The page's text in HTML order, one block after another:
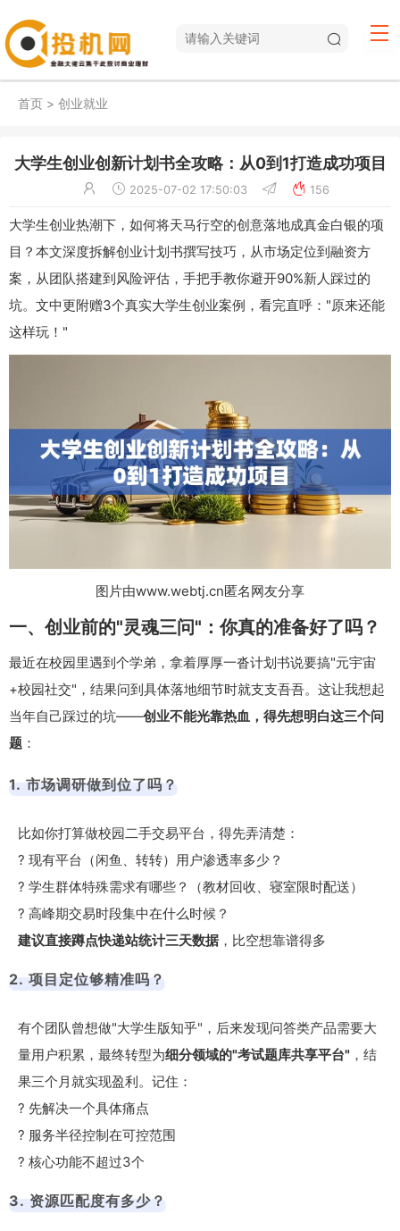
首页 > 创业就业
大学生创业创新计划书全攻略：从0到1打造成功项目
2025-07-02 17:50:03 156
大学生创业热潮下，如何将天马行空的创意落地成真金白银的项
目？本文深度拆解创业计划书撰写技巧，从市场定位到融资方
案，从团队搭建到风险评估，手把手教你避开90%新人踩过的
坑。文中更附赠3个真实大学生创业案例，看完直呼："原来还能
这样玩！"
图片由www.webtj.cn匿名网友分享
一、创业前的"灵魂三问"：你真的准备好了吗？
最近在校园里遇到个学弟，拿着厚厚一沓计划书说要搞"元宇宙
+校园社交"，结果问到具体落地细节时就支支吾吾。这让我想起
当年自己踩过的坑——创业不能光靠热血，得先想明白这三个问
题 ：
1. 市场调研做到位了吗？
比如你打算做校园二手交易平台，得先弄清楚：
? 现有平台（闲鱼、转转）用户渗透率多少？
? 学生群体特殊需求有哪些？（教材回收、寝室限时配送）
? 高峰期交易时段集中在什么时候？
建议直接蹲点快递站统计三天数据 ，比空想靠谱得多
2. 项目定位够精准吗？
有个团队曾想做"大学生版知乎"，后来发现问答类产品需要大
量用户积累，最终转型为细分领域的"考试题库共享平台" ，结
果三个月就实现盈利。记住：
? 先解决一个具体痛点
? 服务半径控制在可控范围
? 核心功能不超过3个
3. 资源匹配度有多少？